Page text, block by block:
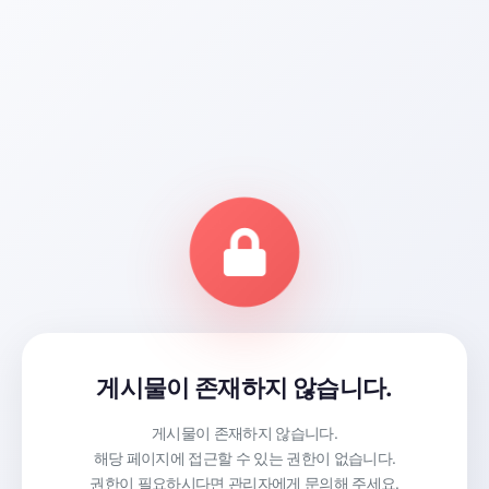
게시물이 존재하지 않습니다.
게시물이 존재하지 않습니다.
해당 페이지에 접근할 수 있는 권한이 없습니다.
권한이 필요하시다면 관리자에게 문의해 주세요.